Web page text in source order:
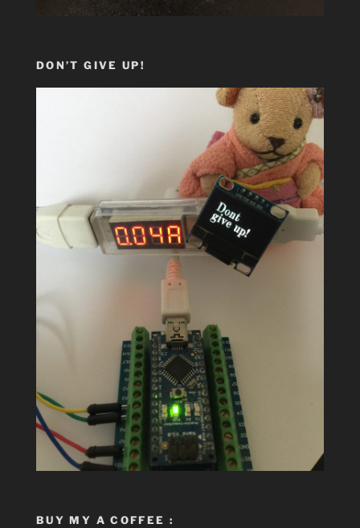
DON’T GIVE UP!
BUY MY A COFFEE :